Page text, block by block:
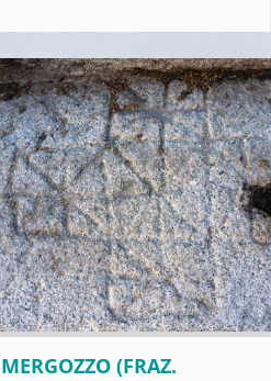
MERGOZZO (FRAZ.